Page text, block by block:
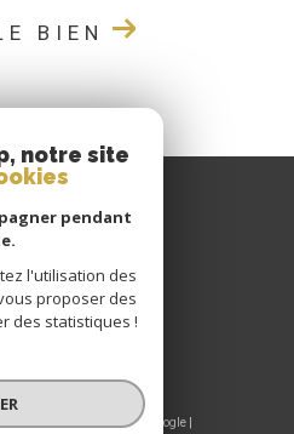
BIEN
IMMOBILIER
| Traduction powered by Google |
notre site
pendant
l'utilisation des
proposer des
des statistiques !